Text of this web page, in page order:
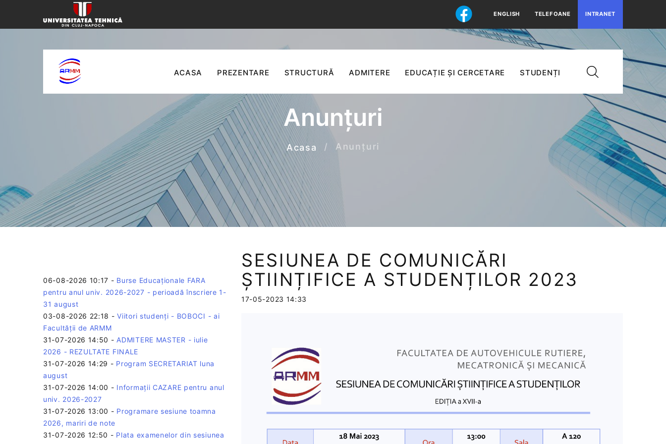
ENGLISH TELEFOANE INTRANET
ACASA PREZENTARE STRUCTURĂ ADMITERE EDUCAȚIE ȘI CERCETARE STUDENȚI
Anunțuri
Acasa Anunțuri
06-08-2026 10:17 - Burse Educaționale FARA
pentru anul univ. 2026-2027 - perioadă înscriere 1-
31 august
03-08-2026 22:18 -Viitori studenți - BOBOCI - ai
Facultății de ARMM
31-07-2026 14:50 - ADMITERE MASTER - iulie
2026 - REZULTATE FINALE
31-07-2026 14:29 - Program SECRETARIAT luna
august
31-07-2026 14:00 - Informații CAZARE pentru anul
univ. 2026-2027
31-07-2026 13:00 - Programare sesiune toamna
2026, mariri de note
31-07-2026 12:50 - Plata examenelor din sesiunea
SESIUNEA DE COMUNICĂRI
ȘTIINȚIFICE A STUDENȚILOR 2023
17-05-2023 14:33